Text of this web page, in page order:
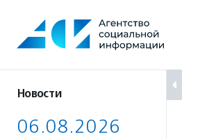
содержанию
Новости
06.08.2026